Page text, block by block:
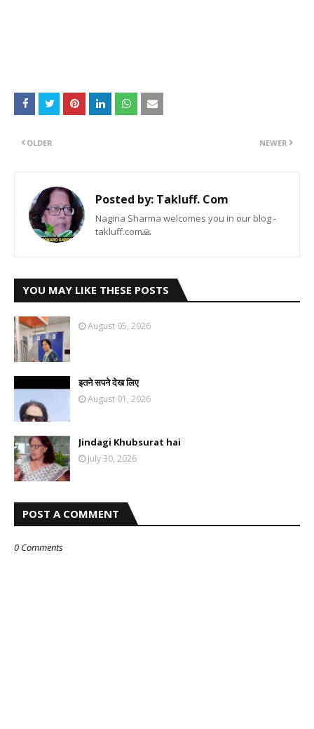
NEWER
OLDER
Posted by: Takluff. Com
Nagina Sharma welcomes you in our blog -
takluff.com🙏
YOU MAY LIKE THESE POSTS
August 05, 2026
इतने सपने देख लिए
August 01, 2026
Jindagi Khubsurat hai
July 30, 2026
POST A COMMENT
0 Comments